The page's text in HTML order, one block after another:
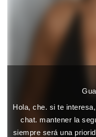
Hola, che. si te
chat. mantener la
siempre será una